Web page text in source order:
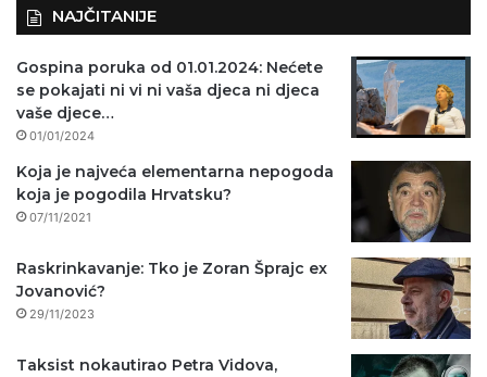
NAJČITANIJE
Gospina poruka od 01.01.2024: Nećete
se pokajati ni vi ni vaša djeca ni djeca
vaše djece…
01/01/2024
Koja je najveća elementarna nepogoda
koja je pogodila Hrvatsku?
07/11/2021
Raskrinkavanje: Tko je Zoran Šprajc ex
Jovanović?
29/11/2023
Taksist nokautirao Petra Vidova,